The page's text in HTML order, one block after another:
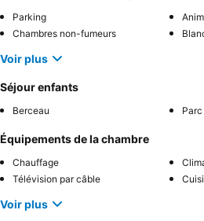
Parking
Chambres non-fumeurs
Voir plus
Séjour enfants
Berceau
Équipements de la chambre
Chauffage
Télévision par câble
Voir plus